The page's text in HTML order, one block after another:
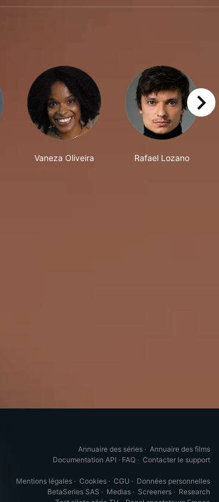
Vaneza Oliveira Rafael Lozano
right
Annuaire des séries · Annuaire des films
Documentation API · FAQ · Contacter le support
Mentions légales · Cookies · CGU · Données personnelles
BetaSeries SAS · Medias · Screeners · Research